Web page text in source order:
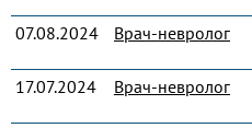
07.08.2024
Врач-невролог
17.07.2024
Врач-невролог